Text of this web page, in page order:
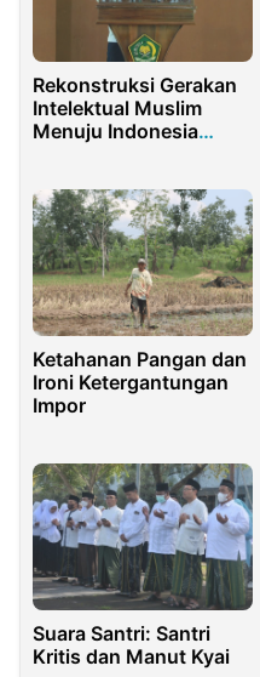
Rekonstruksi Gerakan
Intelektual Muslim
Menuju Indonesia
Ketahanan Pangan dan
Ironi Ketergantungan
Impor
Suara Santri: Santri
Kritis dan Manut Kyai